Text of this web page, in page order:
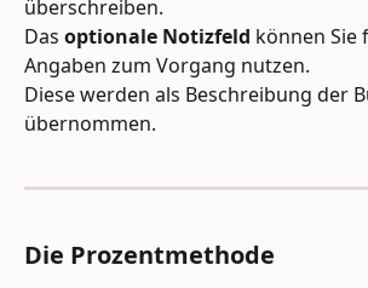
überschreiben.
Das optionale Notizfeld können Sie
Angaben zum Vorgang nutzen.
Diese werden als Beschreibung der
übernommen.
Die Prozentmethode